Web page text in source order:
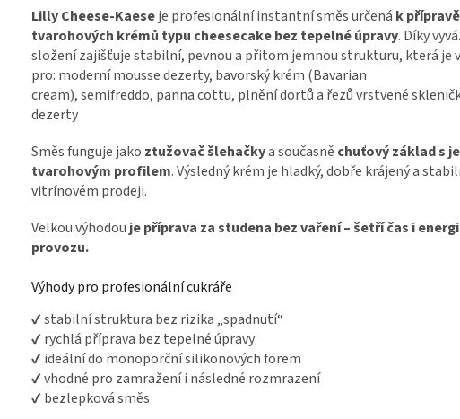
Lilly Cheese-Kaeseje profesionální instantní směs určená k přípravě
tvarohových krémů typu cheesecake bez tepelné úpravy. Díky
složení zajišťuje stabilní, pevnou a přitom jemnou strukturu, která je
pro: moderní mousse dezerty, bavorský krém (Bavarian
cream),semifreddo, panna cottu, plnění dortů a řezůvrstvené
dezerty
Směs funguje jako ztužovač šlehačkya současně chuťový základ s
tvarohovým profilem. Výsledný krém je hladký, dobře krájený a
vitrínovém prodeji.
Velkou výhodou je příprava za studena bez vaření – šetří čas i
provozu.
Výhody pro profesionální cukráře
✔ stabilní struktura bez rizika „spadnutí“
✔ rychlá příprava bez tepelné úpravy
✔ ideální do monoporční silikonových forem
✔ vhodné pro zamražení i následné rozmrazení
✔ bezlepková směs